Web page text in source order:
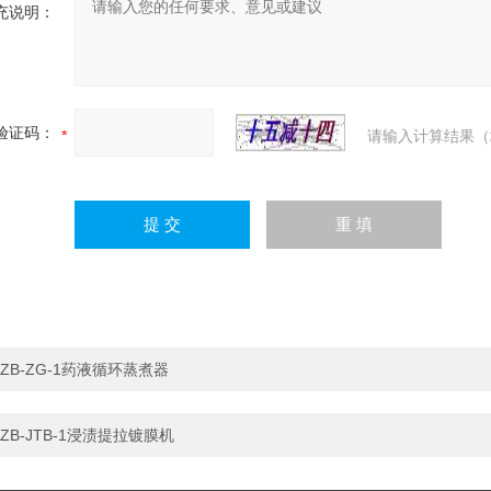
说明：
证码： 请输入计算结果
ZB-ZG-1药液循环蒸煮器
ZB-JTB-1浸渍提拉镀膜机